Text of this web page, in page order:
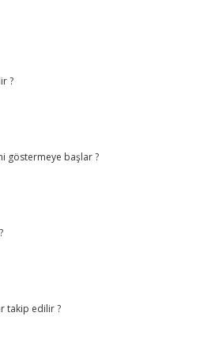
?
göstermeye başlar ?
takip edilir ?